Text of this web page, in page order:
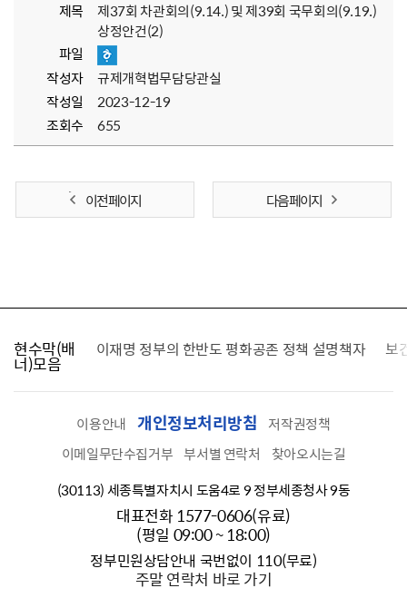
제목
제37회 차관회의(9.14.) 및 제39회 국무회의(9.19.)
상정안건(2)
파일
작성자
규제개혁법무담당관실
작성일
2023-12-19
조회수
655
이전 페이지 다음 페이지
현수막(배
너)모음
찾습니다 이재명 정부의 한반도 평화공존 정책 설명책자 보
이용안내 개인정보처리방침
저작권정책
이메일무단수집거부 부서별 연락처
찾아오시는길
(30113) 세종특별자치시 도움4로 9 정부세종청사 9동
대표전화 1577-0606(유료)
(평일 09:00 ~ 18:00)
정부민원상담안내 국번없이 110(무료)
주말 연락처 바로 가기